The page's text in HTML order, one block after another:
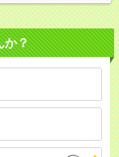
か？